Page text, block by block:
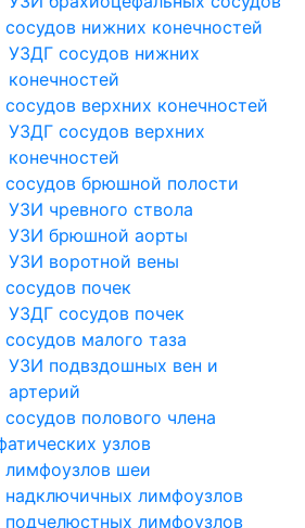
нижних конечностей
УЗДГ сосудов нижних
конечностей
верхних конечностей
УЗДГ сосудов верхних
конечностей
брюшной полости
УЗИ чревного ствола
УЗИ брюшной аорты
УЗИ воротной вены
почек
УЗДГ сосудов почек
малого таза
УЗИ подвздошных вен и
артерий
полового члена
узлов
шеи
лимфоузлов
лимфоузлов